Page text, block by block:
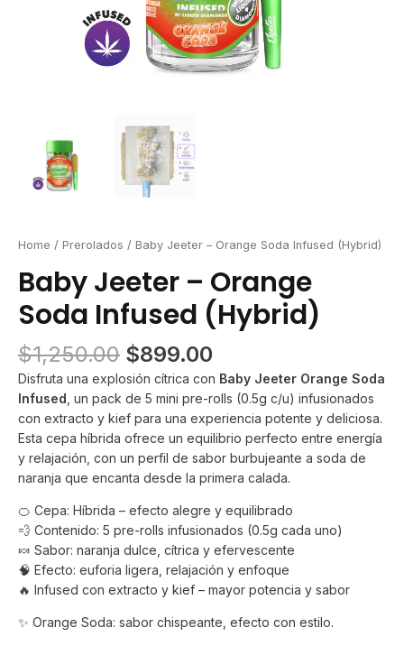
Home / Prerolados / Baby Jeeter – Orange Soda Infused (Hybrid)
Baby Jeeter – Orange
Soda Infused (Hybrid)
$1,250.00 Original
price
was:
$1,250.00.
$899.00
price
is:
$899.00.
Disfruta una explosión cítrica con Baby Jeeter Orange Soda
Infused , un pack de 5 mini pre-rolls (0.5g c/u) infusionados
con extracto y kief para una experiencia potente y deliciosa.
Esta cepa híbrida ofrece un equilibrio perfecto entre energía
y relajación, con un perfil de sabor burbujeante a soda de
naranja que encanta desde la primera calada.
🍊 Cepa: Híbrida – efecto alegre y equilibrado
💨 Contenido: 5 pre-rolls infusionados (0.5g cada uno)
🍬 Sabor: naranja dulce, cítrica y efervescente
🧠 Efecto: euforia ligera, relajación y enfoque
🔥 Infused con extracto y kief – mayor potencia y sabor
✨ Orange Soda: sabor chispeante, efecto con estilo.